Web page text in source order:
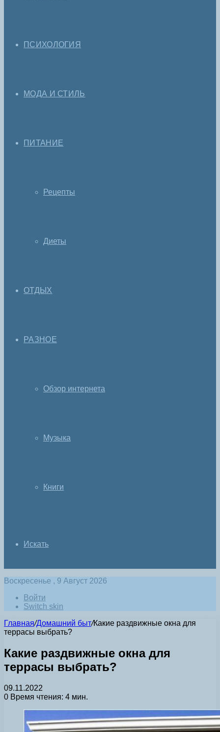
ПСИХОЛОГИЯ
МОДА И СТИЛЬ
ПИТАНИЕ
Рецепты
Диеты
ОТДЫХ
РАЗНОЕ
Обзор интернета
Музыка
Книги
Искать
Воскресенье , 9 Август 2026
Войти
Switch skin
Главная/Домашний быт/Какие раздвижные окна для
террасы выбрать?
Какие раздвижные окна для
террасы выбрать?
09.11.2022
0 Время чтения: 4 мин.